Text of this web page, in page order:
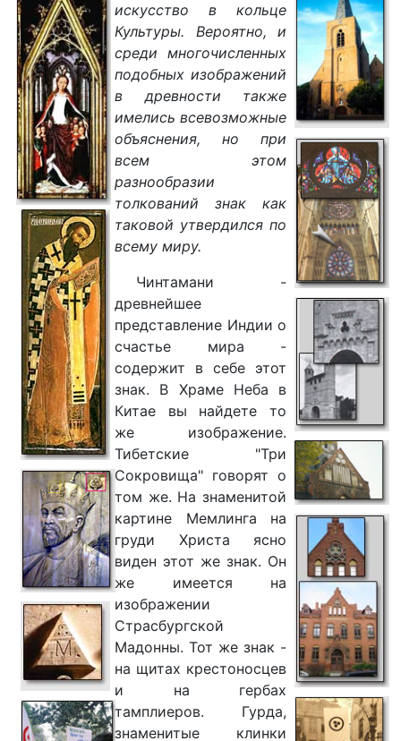
искусство в кольце
Культуры. Вероятно, и
среди многочисленных
подобных изображений
в древности также
имелись всевозможные
объяснения, но при
всем этом
разнообразии
толкований знак как
таковой утвердился по
всему миру.
Чинтамани -
древнейшее
представление Индии о
счастье мира -
содержит в себе этот
знак. В Храме Неба в
Китае вы найдете то
же изображение.
Тибетские "Три
Сокровища" говорят о
том же. На знаменитой
картине Мемлинга на
груди Христа ясно
виден этот же знак. Он
же имеется на
изображении
Страсбургской
Мадонны. Тот же знак -
на щитах крестоносцев
и на гербах
тамплиеров. Гурда,
знаменитые клинки